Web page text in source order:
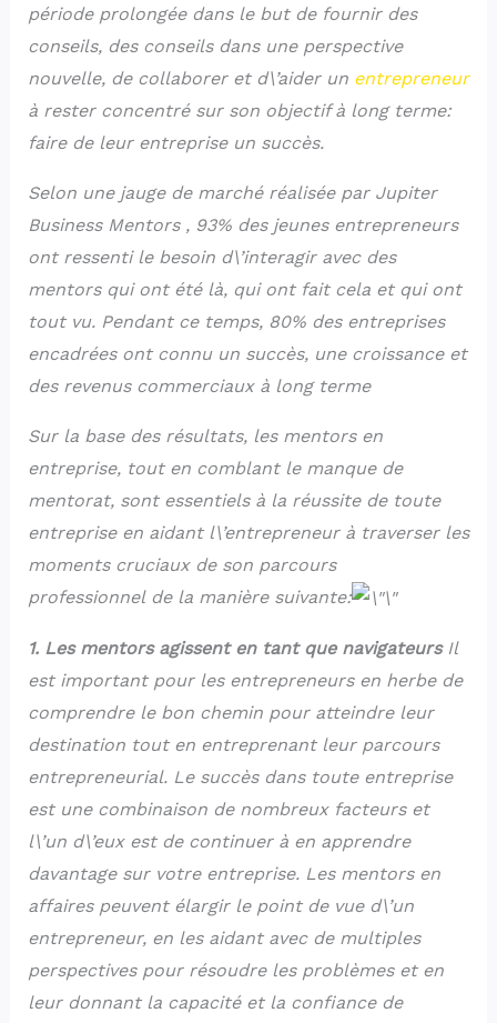
période prolongée dans le but de fournir des
conseils, des conseils dans une perspective
nouvelle, de collaborer et d\’aider un entrepreneur
à rester concentré sur son objectif à long terme:
faire de leur entreprise un succès.
Selon une jauge de marché réalisée par Jupiter
Business Mentors , 93% des jeunes entrepreneurs
ont ressenti le besoin d\’interagir avec des
mentors qui ont été là, qui ont fait cela et qui ont
tout vu. Pendant ce temps, 80% des entreprises
encadrées ont connu un succès, une croissance et
des revenus commerciaux à long terme
Sur la base des résultats, les mentors en
entreprise, tout en comblant le manque de
mentorat, sont essentiels à la réussite de toute
entreprise en aidant l\’entrepreneur à traverser les
moments cruciaux de son parcours
professionnel de la manière suivante:
1. Les mentors agissent en tant que navigateursIl
est important pour les entrepreneurs en herbe de
comprendre le bon chemin pour atteindre leur
destination tout en entreprenant leur parcours
entrepreneurial. Le succès dans toute entreprise
est une combinaison de nombreux facteurs et
l\’un d\’eux est de continuer à en apprendre
davantage sur votre entreprise. Les mentors en
affaires peuvent élargir le point de vue d\’un
entrepreneur, en les aidant avec de multiples
perspectives pour résoudre les problèmes et en
leur donnant la capacité et la confiance de